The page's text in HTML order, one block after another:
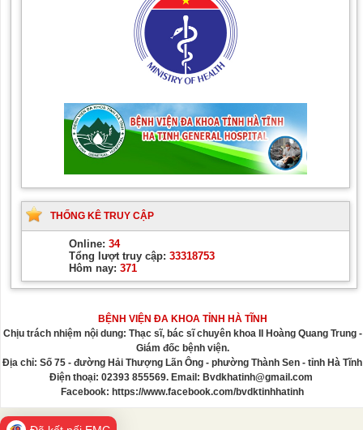
THỐNG KÊ TRUY CẬP
Online: 34
Tổng lượt truy cập: 33318753
Hôm nay: 371
BỆNH VIỆN ĐA KHOA TỈNH HÀ TĨNH
Chịu trách nhiệm nội dung: Thạc sĩ, bác sĩ chuyên khoa II Hoàng Quang Trung -
Giám đốc bệnh viện.
Địa chỉ: Số 75 - đường Hải Thượng Lãn Ông - phường Thành Sen - tỉnh Hà Tĩnh
Điện thoại: 02393 855569. Email: Bvdkhatinh@gmail.com
Facebook: https://www.facebook.com/bvdktinhhatinh